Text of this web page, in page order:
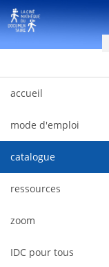
Hyppää sisältöön
accueil
mode d'emploi
catalogue
ressources
zoom
IDC pour tous